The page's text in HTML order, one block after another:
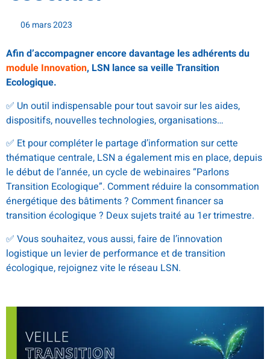
06 mars 2023
Afin d’accompagner encore davantage les adhérents du
module Innovation, LSN lance sa veille Transition
Ecologique.
✅ Un outil indispensable pour tout savoir sur les aides,
dispositifs, nouvelles technologies, organisations…
✅ Et pour compléter le partage d’information sur cette
thématique centrale, LSN a également mis en place, depuis
le début de l’année, un cycle de webinaires “Parlons
Transition Ecologique”. Comment réduire la consommation
énergétique des bâtiments ? Comment financer sa
transition écologique ? Deux sujets traité au 1er trimestre.
✅ Vous souhaitez, vous aussi, faire de l’innovation
logistique un levier de performance et de transition
écologique, rejoignez vite le réseau LSN.